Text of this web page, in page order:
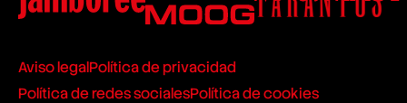
Aviso legalPolítica de privacidad
Política de redes socialesPolítica de cookies